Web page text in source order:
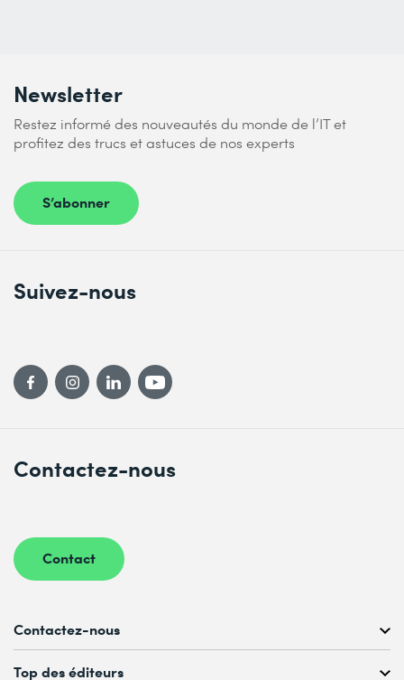
Newsletter
Restez informé des nouveautés du monde de l’IT et
profitez des trucs et astuces de nos experts
S’abonner
Contactez-nous
Contact
Suivez-nous
Contactez-nous
Conseil personnalisé au
Top des éditeurs